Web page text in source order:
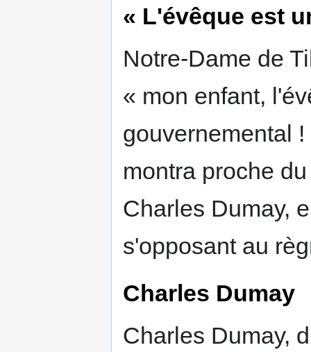
« L'évêque est
Notre-Dame de
« mon enfant,
gouvernemental !
montra proche
Charles Dumay,
s'opposant au
Charles Dumay
Charles Dumay,